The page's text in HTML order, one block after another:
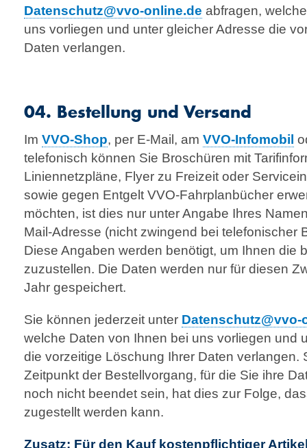
Datenschutz@vvo-online.de abfragen,
uns vorliegen und unter gleicher Adresse die
Daten verlangen.
04. Bestellung und Versand
Im VVO-Shop, per E-Mail, am VVO-Infomobil
telefonisch können Sie Bro­schüren mit
Liniennetzpläne, Flyer zu Freizeit oder
sowie gegen Entgelt VVO-Fahrplanbücher
möchten, ist dies nur unter Angabe Ihres
Mail-Adresse (nicht zwingend bei tele­fonisch­er
Diese Angaben werden benötigt, um Ihnen die
zuzustellen. Die Daten werden nur für diesen
Jahr gespeichert.
Sie können jederzeit unter Datenschutz@vvo-
welche Daten von Ihnen bei uns vorliegen und
die vorzeitige Löschung Ihrer Daten verlangen.
Zeitpunkt der Bestellvorgang, für die Sie ihre
noch nicht beendet sein, hat dies zur Folge,
zugestellt werden kann.
Zusatz: Für den Kauf kostenpflichtiger